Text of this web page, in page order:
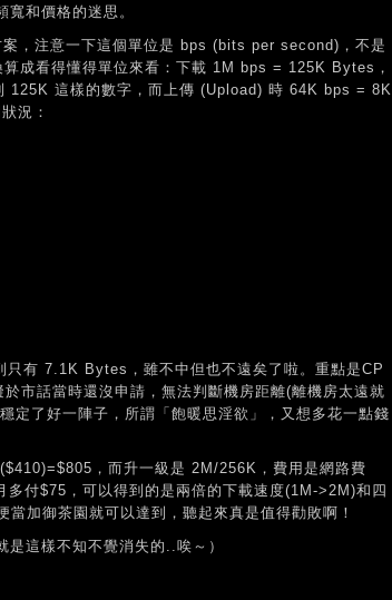
和價格的迷思。
，注意一下這個單位是 bps (bits per second)，不是
成看得懂得單位來看：下載 1M bps = 125K Bytes，
125K 這樣的數字，而上傳 (Upload) 時 64K bps = 8K
況：
有 7.1K Bytes，雖不中但也不遠矣了啦。重點是CP
市話當時還沒申請，無法判斷機房距離(離機房太遠就
定了好一陣子，所謂「飽暖思淫欲」，又想多花一點錢
，而升一級是 2M/256K，費用是網路費
付$75，可以得到的是兩倍的下載速度(1M->2M)和四
加御茶園就可以達到，聽起來真是值得勸敗啊！
這樣不知不覺消失的..唉～）